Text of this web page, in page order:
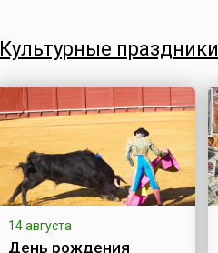
Культурные праздники
14 августа
День рождения